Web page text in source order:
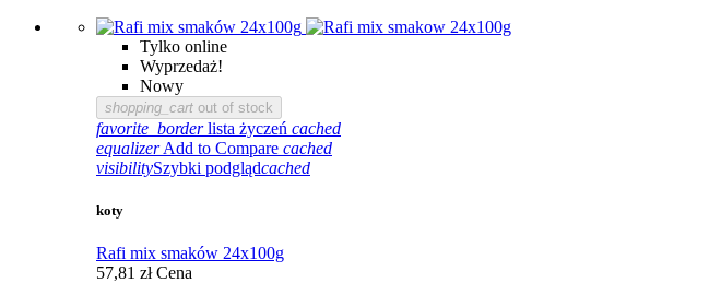
Tylko online
Wyprzedaż!
Nowy
shopping_cart out of stock
favorite_border lista życzeń cached
equalizer Add to Compare cached
visibilitySzybki podglądcached
koty
Rafi mix smaków 24x100g
57,81 zł Cena